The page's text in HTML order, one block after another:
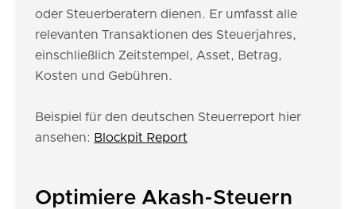
oder Steuerberatern dienen. Er umfasst alle
relevanten Transaktionen des Steuerjahres,
einschließlich Zeitstempel, Asset, Betrag,
Kosten und Gebühren.
Beispiel für den deutschen Steuerreport hier
ansehen: Blockpit Report
Optimiere Akash-Steuern